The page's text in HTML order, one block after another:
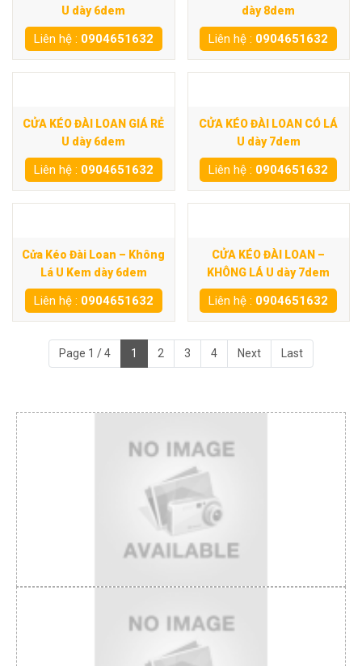
U dày 6dem
Liên hệ : 0904651632
dày 8dem
Liên hệ : 0904651632
CỬA KÉO ĐÀI LOAN GIÁ RẺ
U dày 6dem
Liên hệ : 0904651632
CỬA KÉO ĐÀI LOAN CÓ LÁ
U dày 7dem
Liên hệ : 0904651632
Cửa Kéo Đài Loan – Không
Lá U Kem dày 6dem
Liên hệ : 0904651632
CỬA KÉO ĐÀI LOAN –
KHÔNG LÁ U dày 7dem
Liên hệ : 0904651632
Page 1 / 4 1 2 3 4 Next Last